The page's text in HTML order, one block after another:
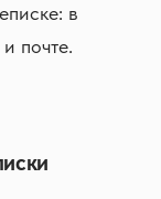
в
почте.